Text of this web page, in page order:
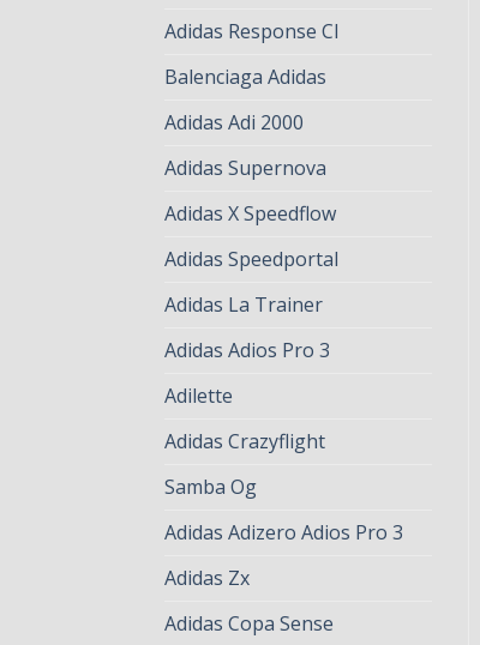
Adidas Response Cl
Balenciaga Adidas
Adidas Adi 2000
Adidas Supernova
Adidas X Speedflow
Adidas Speedportal
Adidas La Trainer
Adidas Adios Pro 3
Adilette
Adidas Crazyflight
Samba Og
Adidas Adizero Adios Pro 3
Adidas Zx
Adidas Copa Sense